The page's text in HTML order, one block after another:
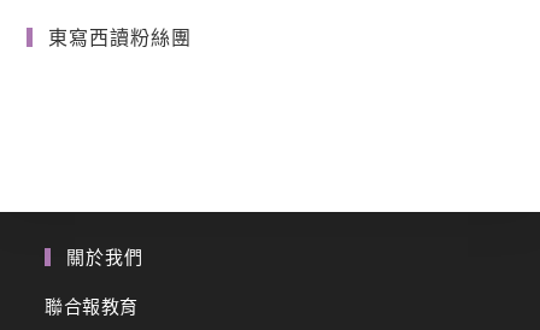
東寫西讀粉絲團
關於我們
聯合報教育